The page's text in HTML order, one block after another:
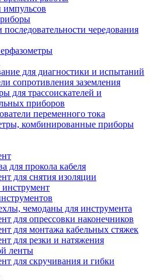
импульсов
последовательности чередования
для диагностики и испытаний
сопротивления заземления
для трассоискателей и
приборов
переменного тока
комбинированные приборы
для прокола кабеля
для снятия изоляции
чемоданы для инструмента
для опрессовки наконечников
для монтажа кабельных стяжек
для резки и натяжения
ленты
для скручивания и гибки